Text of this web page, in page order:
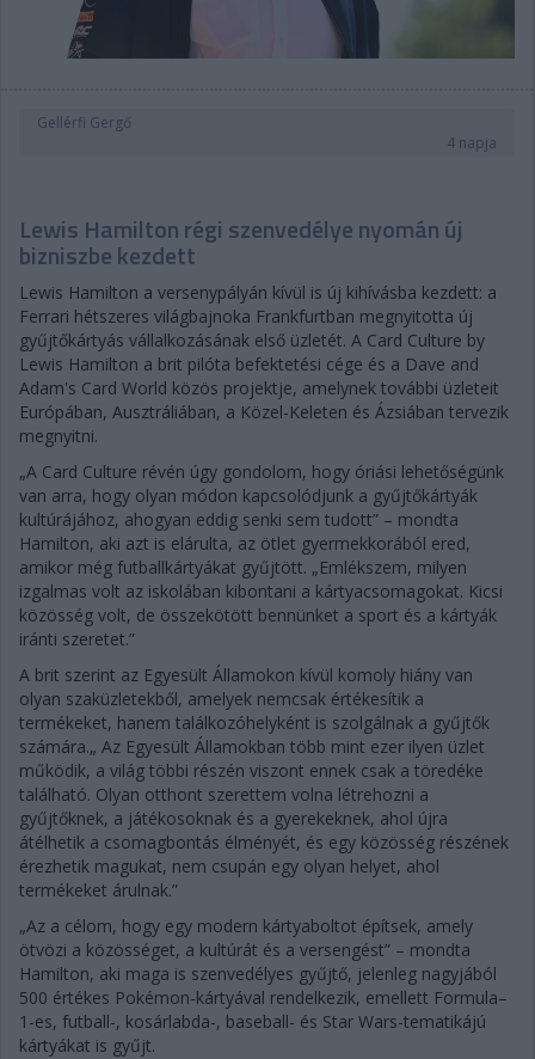
Gellérfi Gergő
4 napja
Lewis Hamilton régi szenvedélye nyomán új
bizniszbe kezdett
Lewis Hamilton a versenypályán kívül is új kihívásba kezdett: a
Ferrari hétszeres világbajnoka Frankfurtban megnyitotta új
gyűjtőkártyás vállalkozásának első üzletét. A Card Culture by
Lewis Hamilton a brit pilóta befektetési cége és a Dave and
Adam's Card World közös projektje, amelynek további üzleteit
Európában, Ausztráliában, a Közel-Keleten és Ázsiában tervezik
megnyitni.
„A Card Culture révén úgy gondolom, hogy óriási lehetőségünk
van arra, hogy olyan módon kapcsolódjunk a gyűjtőkártyák
kultúrájához, ahogyan eddig senki sem tudott” – mondta
Hamilton, aki azt is elárulta, az ötlet gyermekkorából ered,
amikor még futballkártyákat gyűjtött. „Emlékszem, milyen
izgalmas volt az iskolában kibontani a kártyacsomagokat. Kicsi
közösség volt, de összekötött bennünket a sport és a kártyák
iránti szeretet.”
A brit szerint az Egyesült Államokon kívül komoly hiány van
olyan szaküzletekből, amelyek nemcsak értékesítik a
termékeket, hanem találkozóhelyként is szolgálnak a gyűjtők
számára.„ Az Egyesült Államokban több mint ezer ilyen üzlet
működik, a világ többi részén viszont ennek csak a töredéke
található. Olyan otthont szerettem volna létrehozni a
gyűjtőknek, a játékosoknak és a gyerekeknek, ahol újra
átélhetik a csomagbontás élményét, és egy közösség részének
érezhetik magukat, nem csupán egy olyan helyet, ahol
termékeket árulnak.”
„Az a célom, hogy egy modern kártyaboltot építsek, amely
ötvözi a közösséget, a kultúrát és a versengést” – mondta
Hamilton, aki maga is szenvedélyes gyűjtő, jelenleg nagyjából
500 értékes Pokémon-kártyával rendelkezik, emellett Formula–
1-es, futball-, kosárlabda-, baseball- és Star Wars-tematikájú
kártyákat is gyűjt.